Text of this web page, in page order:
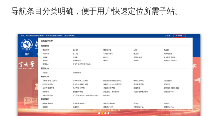
导航条目分类明确，便于用户快速定位所需子站。